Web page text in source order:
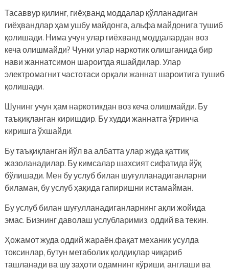
Тасаввур қилинг, гиёҳванд моддалар қўлланадиган
гиёҳвандлар ҳам ушбу майдонга, альфа майдонига тушиб
қолишади. Нима учун улар гиёхванд моддалардан воз
кеча олишмайди? Чунки улар наркотик олишганида бир
нави жаннатсимон шароитда яшайдилар. Улар
электромагнит частотаси орқали жаннат шароитига тушиб
қолишади.
Шунинг учун ҳам наркотикдан воз кеча олишмайди. Бу
таъқиқланган киришдир. Бу xудди жаннатга ўғринча
киришга ўхшайди.
Бу таъқиқланган йўл ва албатта улар жуда қаттиқ
жазоланадилар. Бу кимсалар шахсият сифатида йўқ
бўлишади. Мен бу услуб билан шуғулланадиганларни
биламан, бу услуб ҳақида гапиришни истамайман.
Бу услуб билан шуғулланадиганларнинг ақли жойида
эмас. Бизнинг даволаш услубларимиз, оддий ва текин.
Ҳожамот жуда оддий жараён.фақат механик усулда
токсинлар, бутун метаболик қолдиқлар чиқариб
ташланади ва шу заҳоти одамнинг кўриши, англаши ва